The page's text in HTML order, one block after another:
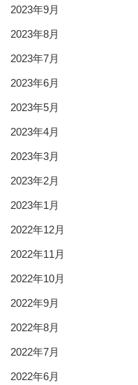
2023年9月
2023年8月
2023年7月
2023年6月
2023年5月
2023年4月
2023年3月
2023年2月
2023年1月
2022年12月
2022年11月
2022年10月
2022年9月
2022年8月
2022年7月
2022年6月